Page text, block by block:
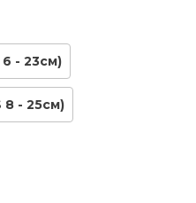
6 - 23см)
8 - 25см)